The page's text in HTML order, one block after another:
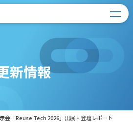
新情報
会「Reuse Tech 2026」出展・登壇レポート